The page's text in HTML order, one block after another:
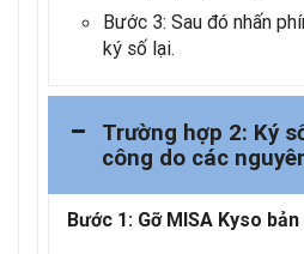
Bước 3: Sau đó nhấn
ký số lại.
Trường hợp 2: Ký
công do các
Bước 1: Gỡ MISA Kyso